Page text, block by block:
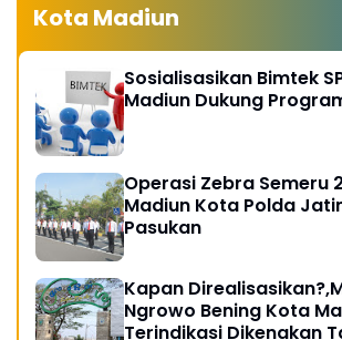
Kota Madiun
Sosialisasikan Bimtek
Madiun Dukung
Operasi Zebra Semeru
Madiun Kota Polda
Pasukan
Kapan
Ngrowo Bening Kota
Terindikasi Dikenakan